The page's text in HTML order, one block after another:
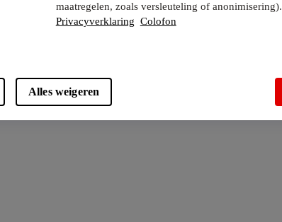
maatregelen, zoals versleuteling of anonimisering).
Privacyverklaring Colofon
Alles weigeren